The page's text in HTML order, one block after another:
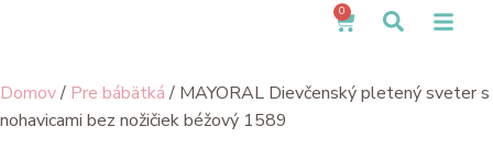
0
Domov/ Pre bábätká/ MAYORAL Dievčenský pletený sveter s
nohavicami bez nožičiek béžový 1589